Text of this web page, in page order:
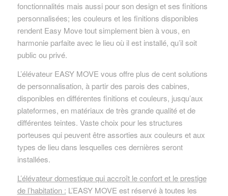
fonctionnalités mais aussi pour son design et ses finitions
personnalisées; les couleurs et les finitions disponibles
rendent Easy Move tout simplement bien à vous, en
harmonie parfaite avec le lieu où il est installé, qu’il soit
public ou privé.
L’élévateur EASY MOVE vous offre plus de cent solutions
de personnalisation, à partir des parois des cabines,
disponibles en différentes finitions et couleurs, jusqu’aux
plateformes, en matériaux de très grande qualité et de
différentes teintes. Vaste choix pour les structures
porteuses qui peuvent être assorties aux couleurs et aux
types de lieu dans lesquelles ces dernières seront
installées.
L’élévateur domestique qui accroît le confort et le prestige
de l’habitation : L’EASY MOVE est réservé à toutes les